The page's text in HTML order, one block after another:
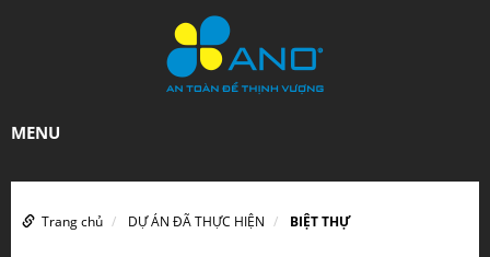
MENU
Trang chủ DỰ ÁN ĐÃ THỰC HIỆN BIỆT THỰ